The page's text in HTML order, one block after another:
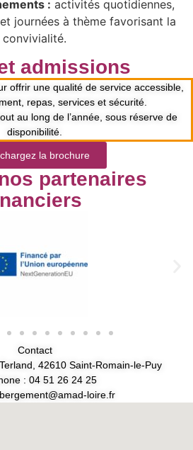
: activités quotidiennes,
journées à thème favorisant la
convivialité.
admissions
offrir une qualité de service accessible,
repas, services et sécurité.
au long de l’année, sous réserve de
disponibilité.
la brochure
partenaires
Contact
42610 Saint-Romain-le-Puy
: 04 51 26 24 25
loire.fr